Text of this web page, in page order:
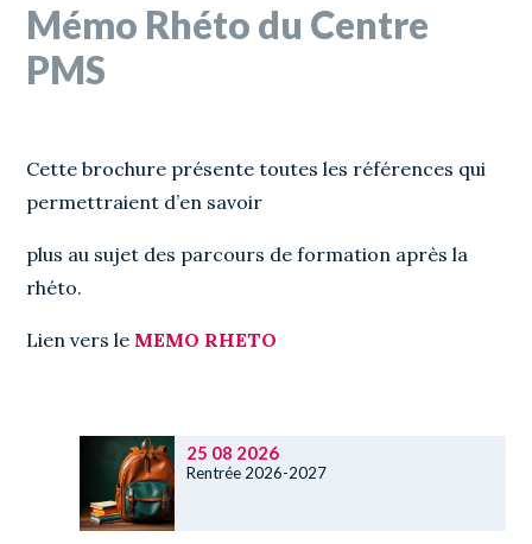
Mémo Rhéto du Centre
PMS
Cette brochure présente toutes les références qui
permettraient d’en savoir
plus au sujet des parcours de formation après la
rhéto.
Lien vers le MEMO RHETO
25 08 2026
Rentrée 2026-2027